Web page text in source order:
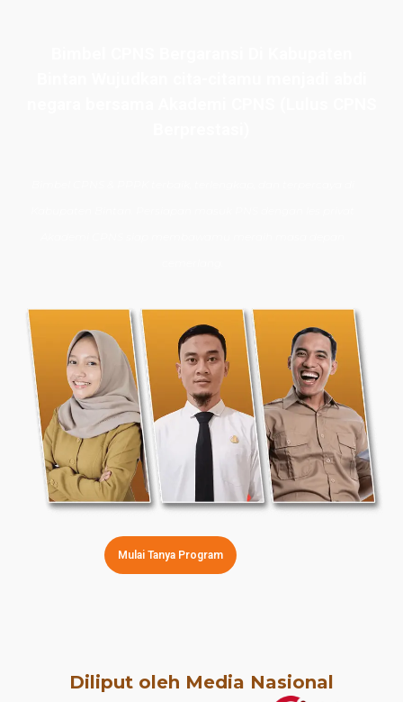
Mulai Tanya Program
Diliput oleh Media Nasional